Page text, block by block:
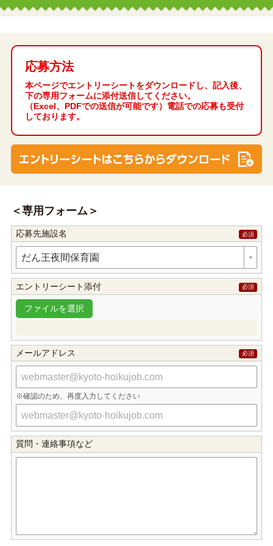
応募方法
本ページでエントリーシートをダウンロードし、記入後、
下の専用フォームに添付送信してください。
（Excel、PDFでの送信が可能です）電話での応募も受付
しております。
専用フォーム
応募先施設名
エントリーシート添付
メールアドレス
確認のため、再度入力してください
質問・連絡事項など